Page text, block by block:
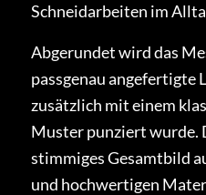
Schneidarbeiten im
Abgerundet wird das
passgenau angefertigte
zusätzlich mit einem
Muster punziert wurde.
stimmiges Gesamtbild
und hochwertigen